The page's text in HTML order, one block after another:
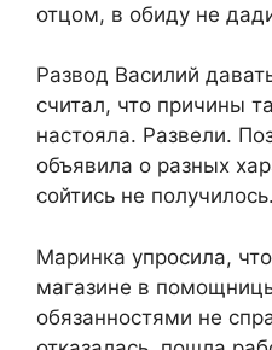
отцом, в обиду не
Развод Василий
считал, что причины
настояла. Развели.
объявила о разных
сойтись не получилось.
Маринка упросила,
магазине в
обязанностями не